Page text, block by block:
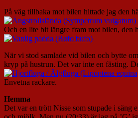
På väg tillbaka mot bilen hittade jag den
Och en lite bit längre fram mot bilen, den
När vi stod samlade vid bilen och bytte
kryp på hustrun. Det var inte en fästing.
Envetna rackare.
Hemma
Det var en trött Nisse som stupade i säng